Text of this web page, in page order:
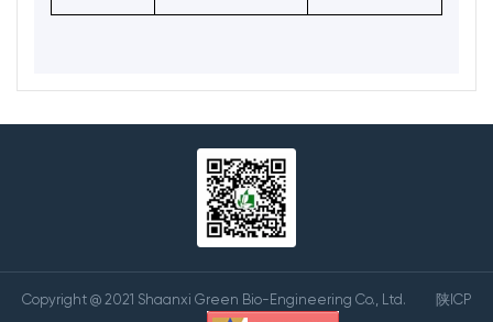
Copyright @ 2021 Shaanxi Green Bio-Engineering Co., Ltd. 陕ICP